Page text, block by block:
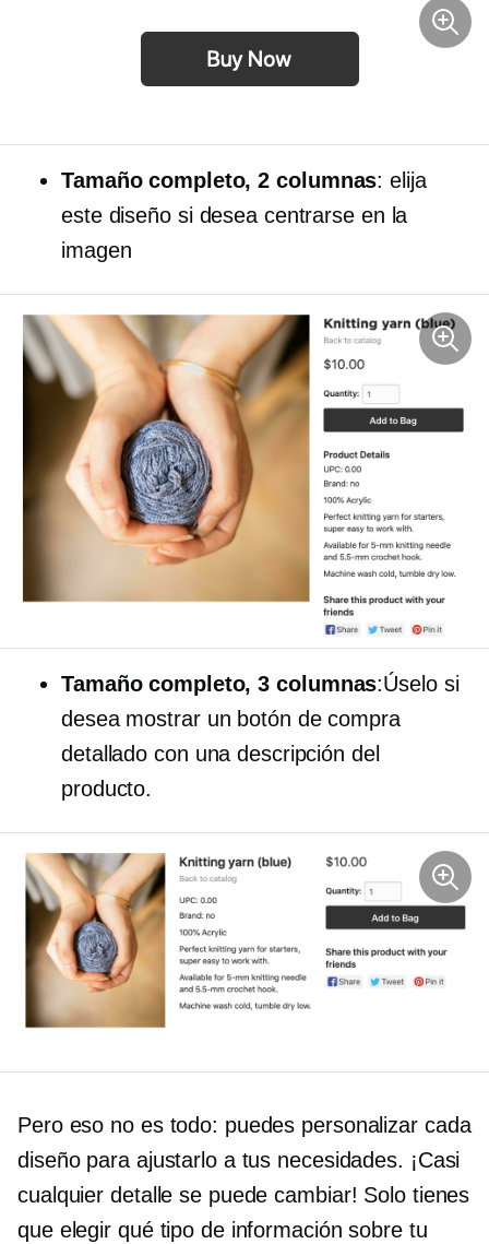
Tamaño completo, 2 columnas: elija
este diseño si desea centrarse en la
imagen
Tamaño completo, 3 columnas:Úselo si
desea mostrar un botón de compra
detallado con una descripción del
producto.
Pero eso no es todo: puedes personalizar cada
diseño para ajustarlo a tus necesidades. ¡Casi
cualquier detalle se puede cambiar! Solo tienes
que elegir qué tipo de información sobre tu